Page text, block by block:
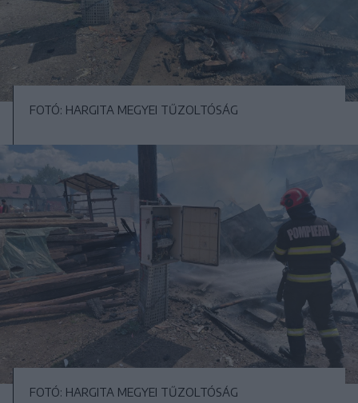
FOTÓ: HARGITA MEGYEI TŰZOLTÓSÁG
FOTÓ: HARGITA MEGYEI TŰZOLTÓSÁG